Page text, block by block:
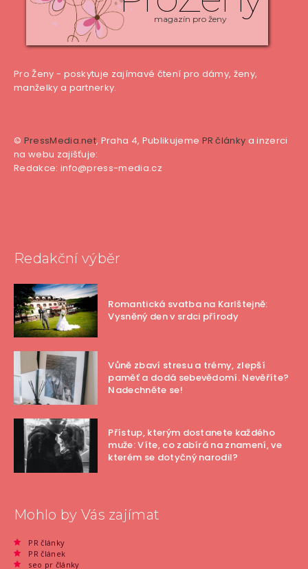
magazín pro ženy
Pro Ženy - poskytuje zajímavé čtení pro dámy, ženy,
manželky a partnerky.
© PressMedia.net, Praha 4, Publikujeme PR články a inzerci
na webu zajišťuje:
Redakce: info@press-media.cz
Redakční výběr
Romantická svatba na Karlštejně:
Vysněný den v srdci přírody
Vůně zbaví stresu a trémy, zlepší
paměť a dodá sebevědomí. Nevěříte?
Nadechněte se!
Přístup, kterým dostanete každého
muže: Víte, co zabírá na znamení, ve
kterém se dotyčný narodil?
Mohlo by Vás zajímat
PR články
PR článek
seo pr články